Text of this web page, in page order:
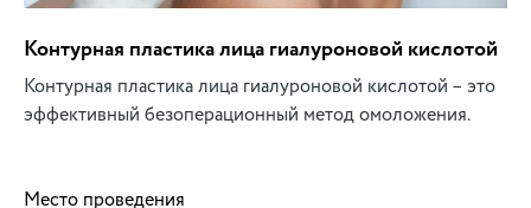
Контурная пластика лица гиалуроновой кислотой
Контурная пластика лица гиалуроновой кислотой – это
эффективный безоперационный метод омоложения.
Место проведения